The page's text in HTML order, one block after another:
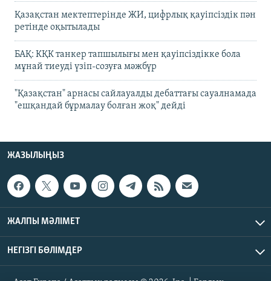
Қазақстан мектептерінде ЖИ, цифрлық қауіпсіздік пән
ретінде оқытылады
БАҚ: КҚК танкер тапшылығы мен қауіпсіздікке бола
мұнай тиеуді үзіп-созуға мәжбүр
"Қазақстан" арнасы сайлауалды дебаттағы сауалнамада
"ешқандай бұрмалау болған жоқ" дейді
ЖАЗЫЛЫҢЫЗ
ЖАЛПЫ МӘЛІМЕТ
НЕГІЗГІ БӨЛІМДЕР